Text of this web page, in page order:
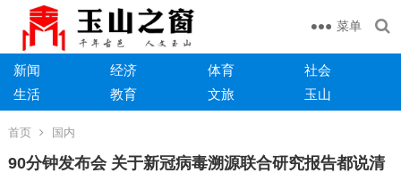
菜单
新闻 经济 体育
社会
生活
教育 文旅 玉山
首页 国内
90分钟发布会 关于新冠病毒溯源联合研究报告都说清